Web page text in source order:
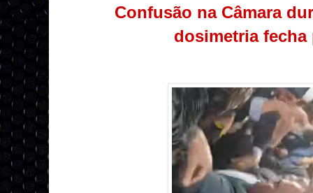
Confusão na Câmara
dosimetria fecha